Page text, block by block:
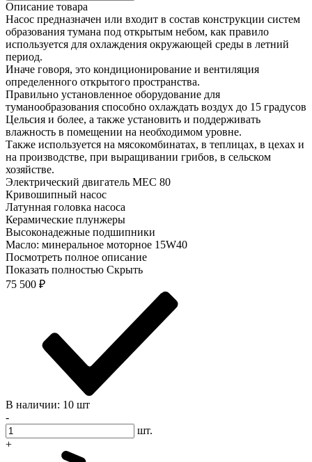
Описание товара
Насос предназначен или входит в состав конструкции систем
образования тумана под открытым небом, как правило
используется для охлаждения окружающей среды в летний
период.
Иначе говоря, это кондиционирование и вентиляция
определенного открытого пространства.
Правильно установленное оборудование для
туманообразования способно охлаждать воздух до 15 градусов
Цельсия и более, а также установить и поддерживать
влажность в помещении на необходимом уровне.
Также используется на мясокомбинатах, в теплицах, в цехах и
на производстве, при выращивании грибов, в сельском
хозяйстве.
Электрический двигатель MEC 80
Кривошипный насос
Латунная головка насоса
Керамические плунжеры
Высоконадежные подшипники
Масло: минеральное моторное 15W40
Посмотреть полное описание
Показать полностью Скрыть
75 500 ₽
В наличии: 10 шт
-
шт.
+